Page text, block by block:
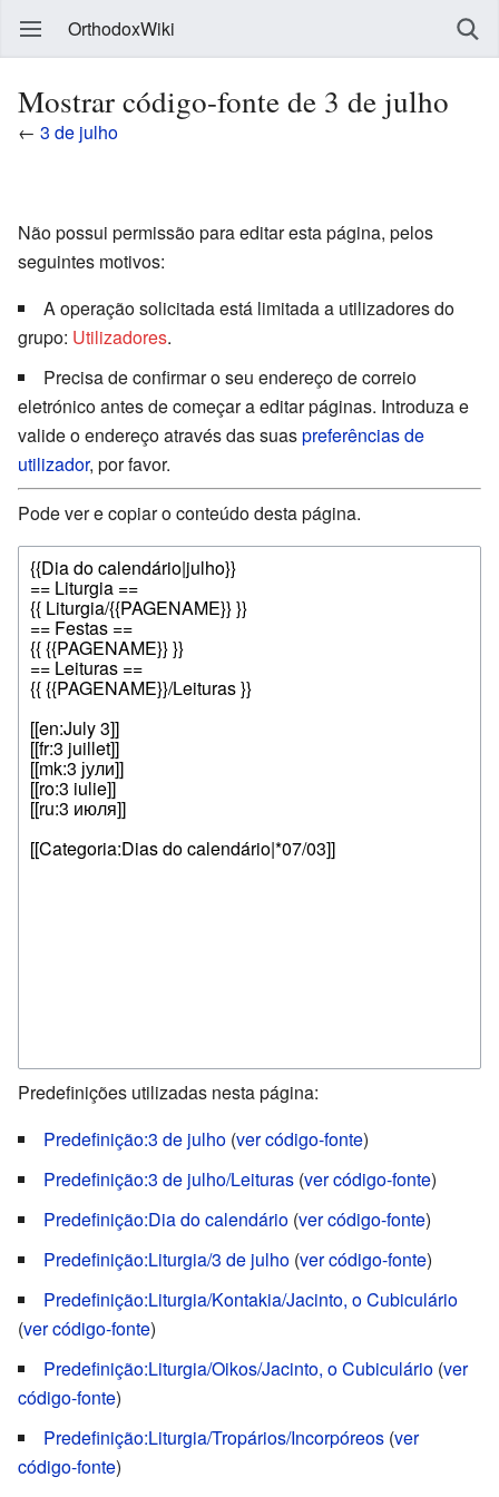
OrthodoxWiki
Mostrar código-fonte de 3 de julho
← 3 de julho
Não possui permissão para editar esta página, pelos
seguintes motivos:
A operação solicitada está limitada a utilizadores do
grupo: Utilizadores.
Precisa de confirmar o seu endereço de correio
eletrónico antes de começar a editar páginas. Introduza e
valide o endereço através das suaspreferências de
utilizador, por favor.
Pode ver e copiar o conteúdo desta página.
Predefinições utilizadas nesta página:
Predefinição:3 de julho (ver código-fonte)
Predefinição:3 de julho/Leituras (ver código-fonte)
Predefinição:Dia do calendário (ver código-fonte)
Predefinição:Liturgia/3 de julho (ver código-fonte)
Predefinição:Liturgia/Kontakia/Jacinto, o Cubiculário
(ver código-fonte)
Predefinição:Liturgia/Oikos/Jacinto, o Cubiculário (ver
código-fonte)
Predefinição:Liturgia/Tropários/Incorpóreos (ver
código-fonte)